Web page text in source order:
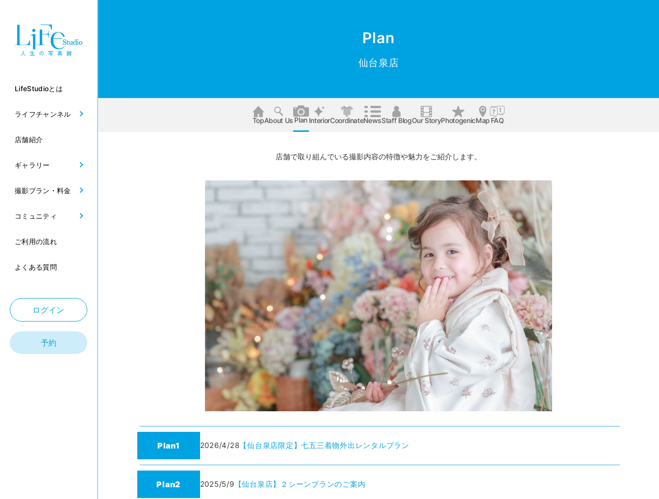
LifeStudioとは
ライフチャンネル
店舗紹介
ギャラリー
撮影プラン・料金
コミュニティ
ご利用の流れ
よくある質問
ログイン
予約
Plan
仙台泉店
TopAbout Us Plan InteriorCoordinateNewsStaff BlogOur StoryPhotogenicMap FAQ
店舗で取り組んでいる撮影内容の特徴や魅力をご紹介します。
Plan1 2026/4/28 【仙台泉店限定】七五三着物外出レンタルプラン
Plan2 2025/5/9 【仙台泉店】２シーンプランのご案内